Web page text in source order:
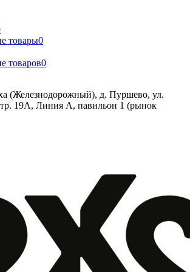
товары0
товаров0
(Железнодорожный), д. Пуршево, ул.
19А, Линия А, павильон 1 (рынок